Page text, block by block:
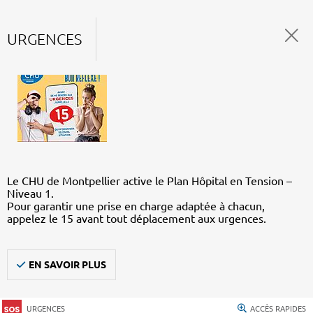
URGENCES
Le CHU de Montpellier active le Plan Hôpital en Tension –
Niveau 1.
Pour garantir une prise en charge adaptée à chacun,
appelez le 15 avant tout déplacement aux urgences.
EN SAVOIR PLUS
URGENCES ACCÈS RAPIDES